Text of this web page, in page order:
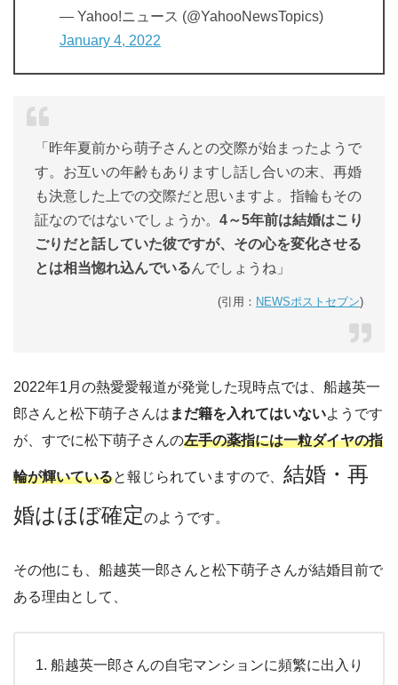
— Yahoo!ニュース (@YahooNewsTopics)
January 4, 2022
「昨年夏前から萌子さんとの交際が始まったようで
す。お互いの年齢もありますし話し合いの末、再婚
も決意した上での交際だと思いますよ。指輪もその
証なのではないでしょうか。 4～5年前は結婚はこり
ごりだと話していた彼ですが、その心を変化させる
とは相当惚れ込んでいるんでしょうね」
(引用： NEWSポストセブン)
2022年1月の熱愛愛報道が発覚した現時点では、船越英一
郎さんと松下萌子さんは まだ籍を入れてはいないようです
が、すでに松下萌子さんの左手の薬指には一粒ダイヤの指
輪が輝いていると報じられていますので、 結婚・再
婚はほぼ確定のようです。
その他にも、船越英一郎さんと松下萌子さんが結婚目前で
ある理由として、
船越英一郎さんの自宅マンションに頻繁に出入り